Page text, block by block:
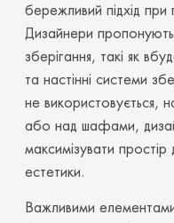
бережливий підхід при
Дизайнери пропонують
зберігання, такі як
та настінні системи
не використовується,
або над шафами,
максимізувати
естетики.
Важливими елементами